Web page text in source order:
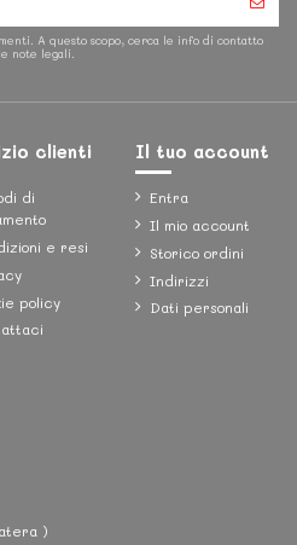
A questo scopo, cerca le info di contatto
note legali.
clienti
di
e resi
policy
Il tuo account
Entra
Il mio account
Storico ordini
Indirizzi
Dati personali
)